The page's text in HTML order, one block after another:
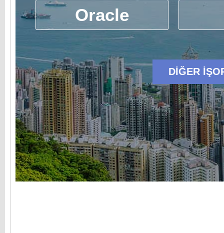
Oracle
DİĞER